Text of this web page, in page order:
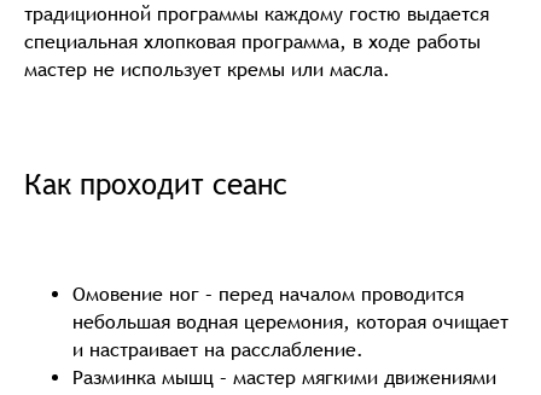
традиционной программы каждому гостю выдается
специальная хлопковая программа, в ходе работы
мастер не использует кремы или масла.
Как проходит сеанс
Омовение ног – перед началом проводится
небольшая водная церемония, которая очищает
и настраивает на расслабление.
Разминка мышц – мастер мягкими движениями